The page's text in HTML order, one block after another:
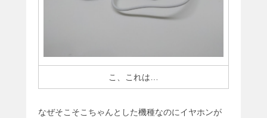
こ、これは…
なぜそこそこちゃんとした機種なのにイヤホンが